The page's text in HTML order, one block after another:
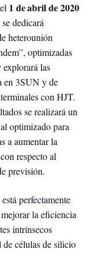
1 de abril de 2020
se dedicará
heterounión
optimizadas
las
en 3SUN y de
con HJT.
se realizará un
optimizado para
a aumentar la
respecto al
previsión.
perfectamente
la eficiencia
intrínsecos
células de silicio